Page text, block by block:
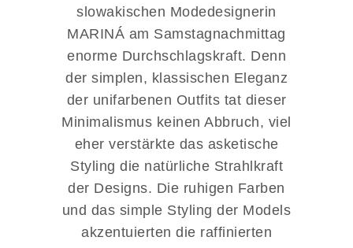
slowakischen Modedesignerin
MARINÁ am Samstagnachmittag
enorme Durchschlagskraft. Denn
der simplen, klassischen Eleganz
der unifarbenen Outfits tat dieser
Minimalismus keinen Abbruch, viel
eher verstärkte das asketische
Styling die natürliche Strahlkraft
der Designs. Die ruhigen Farben
und das simple Styling der Models
akzentuierten die raffinierten